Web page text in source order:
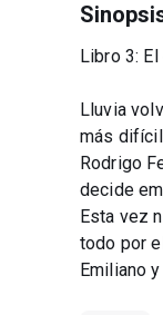
Libro 3:
Lluvia
más
Rodrigo
decide
Esta vez
todo por
Emiliano